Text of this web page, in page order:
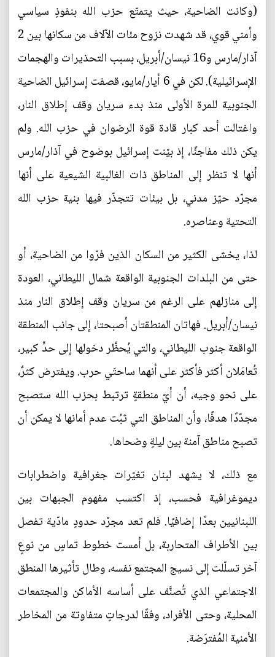
(وكانت الضاحية، حيث يتمتّع حزب الله بنفوذٍ سياسي
وأمني قوي، قد شهدت نزوح مئات الآلاف من سكانها بين 2
آذار/مارس و16 نيسان/أبريل، بسبب التحذيرات والهجمات
الإسرائيلية). لكن في 6 أيار/مايو، قصفت إسرائيل الضاحية
الجنوبية للمرة الأولى منذ بدء سريان وقف إطلاق النار،
واغتالت أحد كبار قادة قوة الرضوان في حزب الله. ولم
يكن ذلك مفاجئًا، إذ بيّنت إسرائيل بوضوح في آذار/مارس
أنها لا تنظر إلى المناطق ذات الغالبية الشيعية على أنها
مجرّد حيّز مدني، بل بيئات تتجذّر فيها بنية حزب الله
التحتية وعناصره.
لذا، يخشى الكثير من السكان الذين فرّوا من الضاحية، أو
حتى من البلدات الجنوبية الواقعة شمال الليطاني، العودة
إلى منازلهم على الرغم من سريان وقف إطلاق النار منذ
نيسان/أبريل. فهاتان المنطقتان أصبحتا، إلى جانب المنطقة
الواقعة جنوب الليطاني، والتي يُحظَّر دخولها إلى حدٍّ كبير،
تُعامَلان أكثر فأكثر على أنهما ساحتَي حرب. ويفترض كثرٌ،
على نحو وجيه، أن أيّ منطقةٍ ترتبط بحزب الله ستصبح
مجدّدًا هدفًا، وأن المناطق التي ثبُت عدم أمانها لا يمكن أن
تصبح مناطق آمنة بين ليلةٍ وضحاها.
مع ذلك، لا يشهد لبنان تغيّرات جغرافية واضطرابات
ديموغرافية فحسب، إذ اكتسب مفهوم الجبهات بين
اللبنانيين بعدًا إضافيًا. فلم تعد مجرّد حدودٍ مادّية تفصل
بين الأطراف المتحاربة، بل أمست خطوط تماسٍ من نوعٍ
آخر تسلّلت إلى نسيج المجتمع نفسه، وطال تأثيرها المنطق
الاجتماعي الذي تُصنَّف على أساسه الأماكن والمجتمعات
المحلية، وحتى الأفراد، وفقًا لدرجاتٍ متفاوتة من المخاطر
الأمنية المُفترَضة.